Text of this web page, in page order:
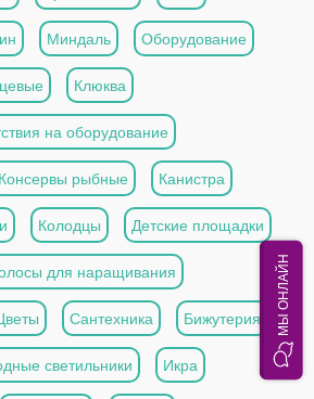
Миндаль Оборудование
Клюква
на оборудование
Консервы рыбные Канистра
Колодцы Детские площадки
для наращивания
Сантехника Бижутерия
светильники Икра
МЫ ОНЛАЙН